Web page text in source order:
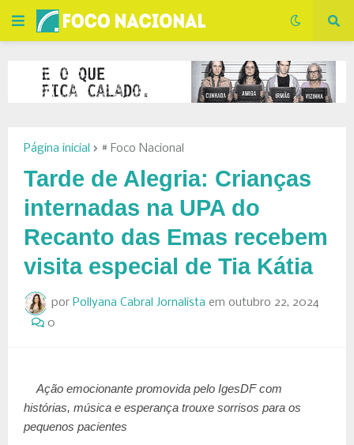
Página inicial # Foco Nacional
Tarde de Alegria: Crianças
internadas na UPA do
Recanto das Emas recebem
visita especial de Tia Kátia
por Pollyana Cabral Jornalista em outubro 22, 2024
0
Ação emocionante promovida pelo IgesDF com
histórias, música e esperança trouxe sorrisos para os
pequenos pacientes